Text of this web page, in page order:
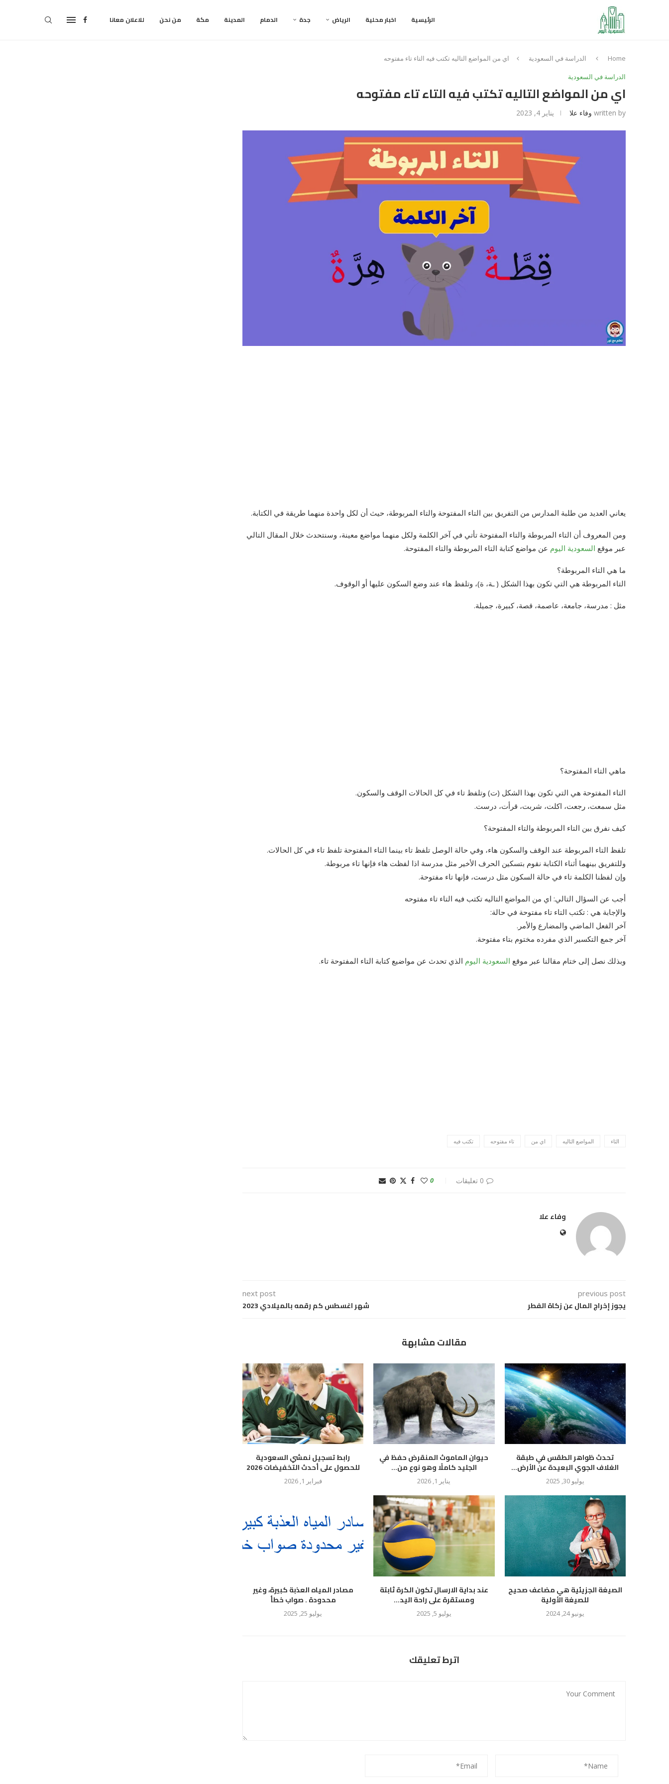
الرئيسية اخبار محلية الرياض جدة الدمام المدينة مكة من نحن للاعلان معانا
Home الدراسة في السعودية اي من المواضع التاليه تكتب فيه التاء تاء مفتوحه
الدراسة في السعودية
اي من المواضع التاليه تكتب فيه التاء تاء مفتوحه
written by وفاء علا يناير 4, 2023
يعاني العديد من طلبة المدارس من التفريق بين التاء المفتوحة والتاء المربوطة، حيث أن لكل واحدة منهما طريقة في الكتابة.
ومن المعروف أن التاء المربوطة والتاء المفتوحة تأتي في آخر الكلمة ولكل منهما مواضع معينة، وسنتحدث خلال المقال التالي
عبر موقع السعودية اليوم عن مواضع كتابة التاء المربوطة والتاء المفتوحة.
ما هي التاء المربوطة؟
التاء المربوطة هي التي تكون بهذا الشكل ( ـة، ة)، وتلفظ هاء عند وضع السكون عليها أو الوقوف.
مثل : مدرسة، جامعة، عاصمة، قصة، كبيرة، جميلة.
ماهي التاء المفتوحة؟
التاء المفتوحة هي التي تكون بهذا الشكل (ت) وتلفظ تاء في كل الحالات الوقف والسكون.
مثل سمعت، رجعت، اكلت، شربت، قرأت، درست.
كيف نفرق بين التاء المربوطة والتاء المفتوحة؟
تلفظ التاء المربوطة عند الوقف والسكون هاء، وفي حالة الوصل تلفظ تاء بينما التاء المفتوحة تلفظ تاء في كل الحالات.
وللتفريق بينهما أثناء الكتابة نقوم بتسكين الحرف الأخير مثل مدرسة اذا لفظت هاء فإنها تاء مربوطة.
وإن لفظنا الكلمة تاء في حالة السكون مثل درست، فإنها تاء مفتوحة.
أجب عن السؤال التالي: اي من المواضع التاليه تكتب فيه التاء تاء مفتوحه
والإجابة هي : تكتب التاء تاء مفتوحة في حالة:
آخر الفعل الماضي والمضارع والأمر.
آخر جمع التكسير الذي مفرده مختوم بتاء مفتوحة.
وبذلك نصل إلى ختام مقالنا عبر موقع السعودية اليوم الذي تحدث عن مواضيع كتابة التاء المفتوحة تاء.
التاء المواضع التاليه اي من تاء مفتوحه تكتب فيه
0 تعليقات 0
وفاء علا
previous post
يجوز إخراج المال عن زكاة الفطر
next post
شهر اغسطس كم رقمه بالميلادي 2023
مقالات مشابهة
رابط تسجيل نمشي السعودية
للحصول على أحدث التخفيضات 2026
فبراير 1, 2026
حيوان الماموث المنقرض حفظ في
الجليد كاملًا وهو نوع من...
يناير 1, 2026
تحدث ظواهر الطقس في طبقة
الغلاف الجوي البعيدة عن الأرض...
يوليو 30, 2025
مصادر المياه العذبة كبيرة، وغير
محدودة . صواب خطأ
يوليو 25, 2025
عند بداية الارسال تكون الكرة ثابتة
ومستقرة على راحة اليد...
يوليو 5, 2025
الصيغة الجزيئية هي مضاعف صحيح
للصيغة الأولية
يونيو 24, 2024
اترط تعليقك